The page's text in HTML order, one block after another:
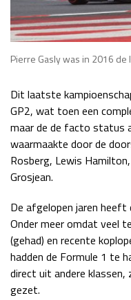
Pierre Gasly was in 2016 de
Dit laatste
GP2, wat toen een
maar de de facto status
waarmaakte door de
Rosberg, Lewis
Grosjean.
De afgelopen jaren
Onder meer omdat veel
(gehad) en recente
hadden de Formule 1 te
direct uit andere klassen,
gezet.